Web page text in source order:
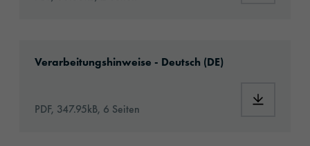
Verarbeitungshinweise - Deutsch (DE)
PDF, 347.95kB, 6 Seiten